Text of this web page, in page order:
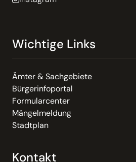
Wichtige Links
Ämter & Sachgebiete
Bürgerinfoportal
Formularcenter
Mängelmeldung
Stadtplan
Kontakt